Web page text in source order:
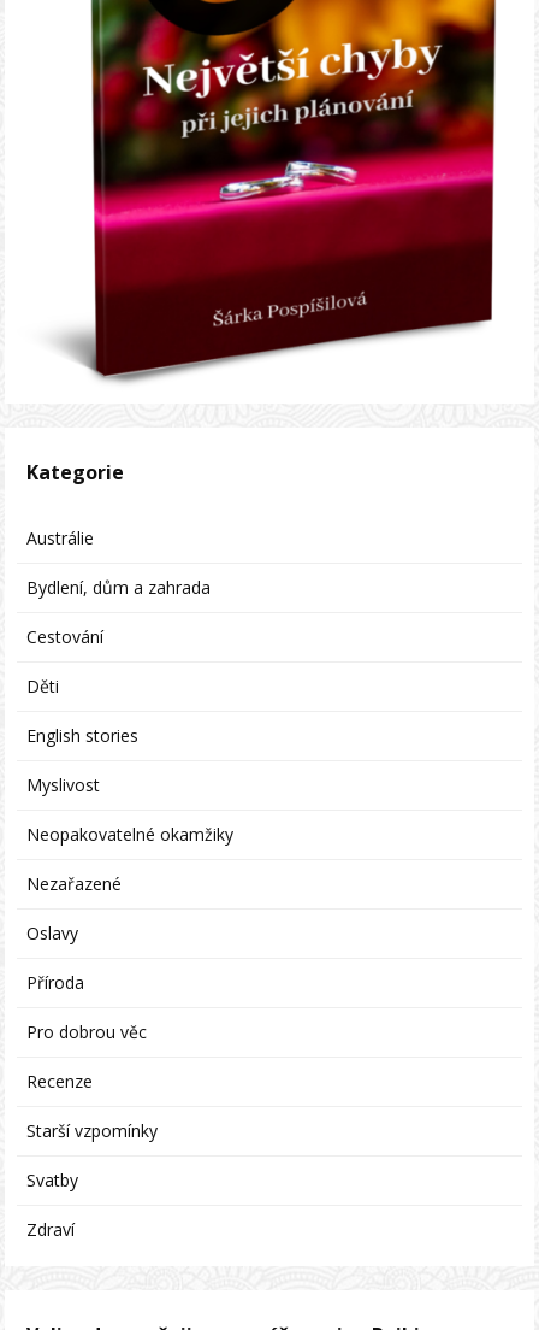
Kategorie
Austrálie
Bydlení, dům a zahrada
Cestování
Děti
English stories
Myslivost
Neopakovatelné okamžiky
Nezařazené
Oslavy
Příroda
Pro dobrou věc
Recenze
Starší vzpomínky
Svatby
Zdraví